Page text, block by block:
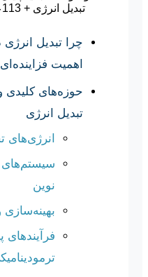
چرا تبدیل
اهمیت
حوزه‌های کلیدی
تبدیل انرژی
انرژی‌های
سیستم‌های
نوین
فرآیندهای